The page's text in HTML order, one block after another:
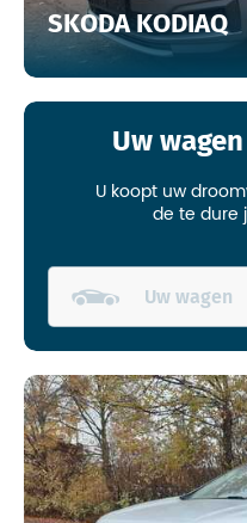
SKODA KODIAQ
Uw
U koopt uw
de te dure